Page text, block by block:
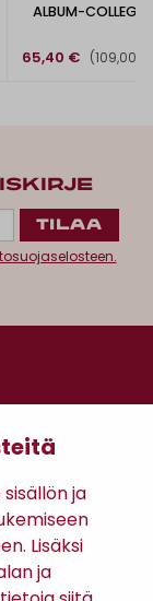
ja
Lisäksi
ja
ALBUM-COLLEGE
65,40 € (109,00